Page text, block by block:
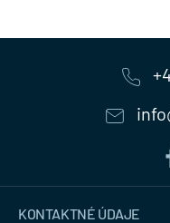
KONTAKTNÉ ÚDAJE